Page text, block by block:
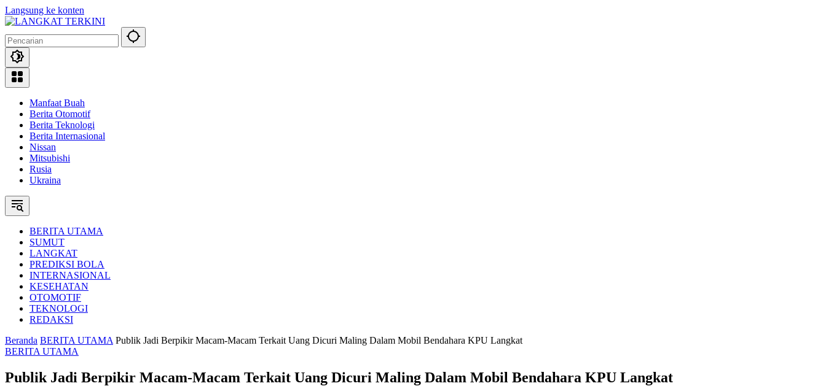
Langsung ke konten
Manfaat Buah
Berita Otomotif
Berita Teknologi
Berita Internasional
Nissan
Mitsubishi
Rusia
Ukraina
BERITA UTAMA
SUMUT
LANGKAT
PREDIKSI BOLA
INTERNASIONAL
KESEHATAN
OTOMOTIF
TEKNOLOGI
REDAKSI
Beranda BERITA UTAMA Publik Jadi Berpikir Macam-Macam Terkait Uang Dicuri Maling Dalam Mobil Bendahara KPU Langkat
BERITA UTAMA
Publik Jadi Berpikir Macam-Macam Terkait Uang Dicuri Maling Dalam Mobil Bendahara KPU Langkat